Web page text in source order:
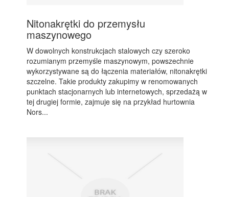
Nitonakrętki do przemysłu
maszynowego
W dowolnych konstrukcjach stalowych czy szeroko
rozumianym przemyśle maszynowym, powszechnie
wykorzystywane są do łączenia materiałów, nitonakrętki
szczelne. Takie produkty zakupimy w renomowanych
punktach stacjonarnych lub internetowych, sprzedażą w
tej drugiej formie, zajmuje się na przykład hurtownia
Nors...